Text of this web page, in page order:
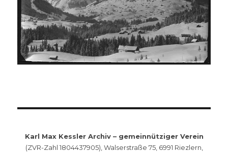
Karl Max Kessler Archiv – gemeinnütziger Verein
(ZVR-Zahl 1804437905), Walserstraße 75, 6991 Riezlern,